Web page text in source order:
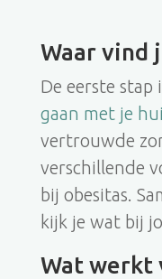
Waar vind
De eerste stap
gaan met je
vertrouwde
verschillende
bij obesitas.
kijk je wat bij
Wat werkt